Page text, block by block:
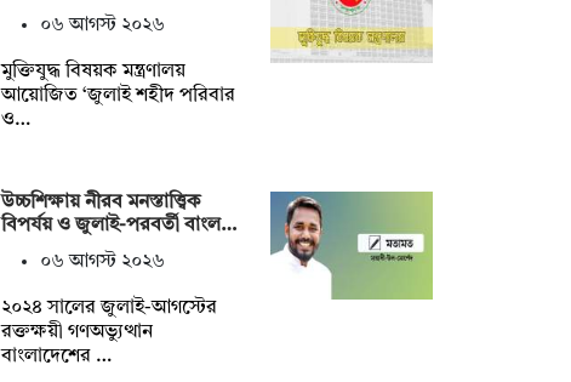
০৬ আগস্ট ২০২৬
মুক্তিযুদ্ধ বিষয়ক মন্ত্রণালয়
আয়োজিত ‘জুলাই শহীদ পরিবার
ও…
উচ্চশিক্ষায় নীরব মনস্তাত্ত্বিক
বিপর্যয় ও জুলাই-পরবর্তী বাংল…
০৬ আগস্ট ২০২৬
২০২৪ সালের জুলাই-আগস্টের
রক্তক্ষয়ী গণঅভ্যুত্থান
বাংলাদেশের …